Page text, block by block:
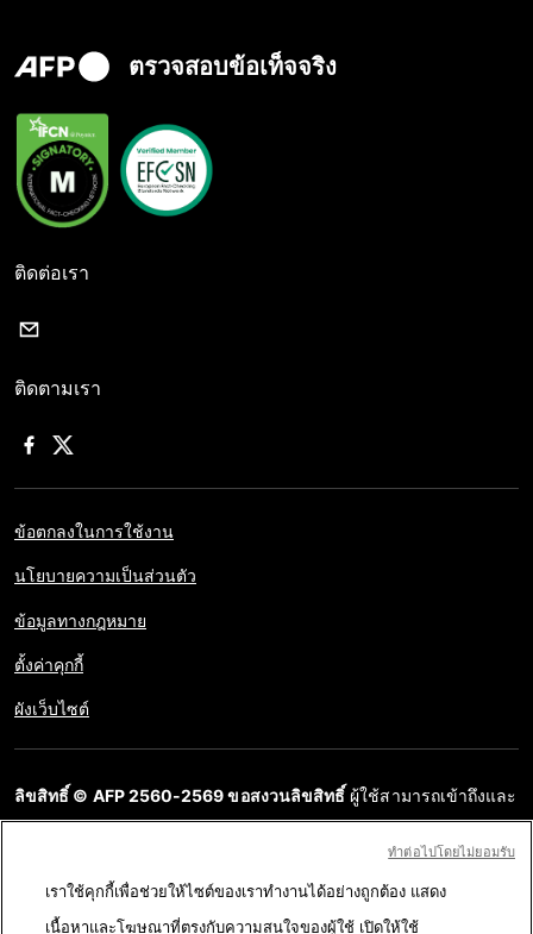
ตรวจสอบข้อเท็จจริง
ติดต่อเรา
ติดตามเรา
ข้อตกลงในการใช้งาน
นโยบายความเป็นส่วนตัว
ข้อมูลทางกฎหมาย
ตั้งค่าคุกกี้
ผังเว็บไซต์
ลิขสิทธิ์ © AFP 2560-2569 ขอสงวนลิขสิทธิ์ ผู้ใช้สามารถเข้าถึงและ
นำเนื้อหาบนเว็บไซต์ของ AFP ไปเผยแพร่ต่อโดยไม่ได้รับอนุญาตก่อน
เราใช้คุกกี้เพื่อช่วยให้ไซต์ของเราทำงานได้อย่างถูกต้อง แสดง
เนื้อหาและโฆษณาที่ตรงกับความสนใจของผู้ใช้ เปิดให้ใช้
ทําต่อไปโดยไม่ยอมรับ